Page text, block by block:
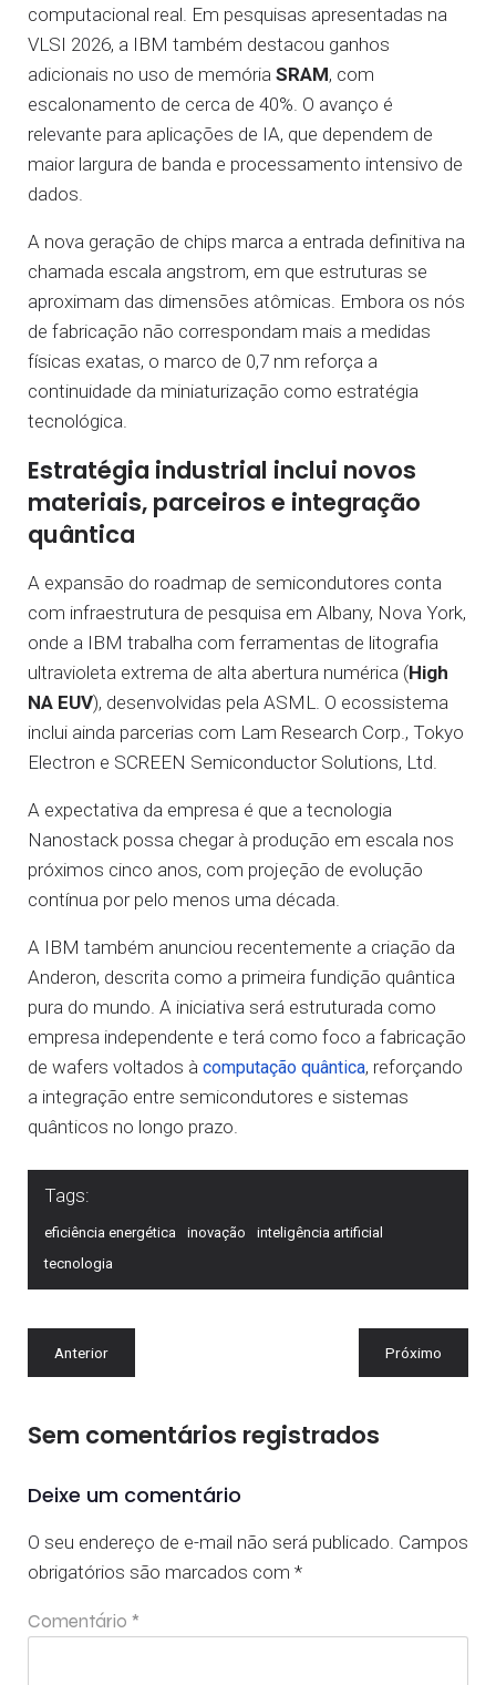
computacional real. Em pesquisas apresentadas na
VLSI 2026, a IBM também destacou ganhos
adicionais no uso de memória SRAM, com
escalonamento de cerca de 40%. O avanço é
relevante para aplicações de IA, que dependem de
maior largura de banda e processamento intensivo de
dados.
A nova geração de chips marca a entrada definitiva na
chamada escala angstrom, em que estruturas se
aproximam das dimensões atômicas. Embora os nós
de fabricação não correspondam mais a medidas
físicas exatas, o marco de 0,7 nm reforça a
continuidade da miniaturização como estratégia
tecnológica.
Estratégia industrial inclui novos
materiais, parceiros e integração
quântica
A expansão do roadmap de semicondutores conta
com infraestrutura de pesquisa em Albany, Nova York,
onde a IBM trabalha com ferramentas de litografia
ultravioleta extrema de alta abertura numérica (High
NA EUV), desenvolvidas pela ASML. O ecossistema
inclui ainda parcerias com Lam Research Corp., Tokyo
Electron e SCREEN Semiconductor Solutions, Ltd.
A expectativa da empresa é que a tecnologia
Nanostack possa chegar à produção em escala nos
próximos cinco anos, com projeção de evolução
contínua por pelo menos uma década.
A IBM também anunciou recentemente a criação da
Anderon, descrita como a primeira fundição quântica
pura do mundo. A iniciativa será estruturada como
empresa independente e terá como foco a fabricação
de wafers voltados à computação quântica, reforçando
a integração entre semicondutores e sistemas
quânticos no longo prazo.
Tags:
eficiência energética inovação
inteligência artificial
tecnologia
Anterior Próximo
Sem comentários registrados
Deixe um comentário
O seu endereço de e-mail não será publicado. Campos
obrigatórios são marcados com *
Comentário *